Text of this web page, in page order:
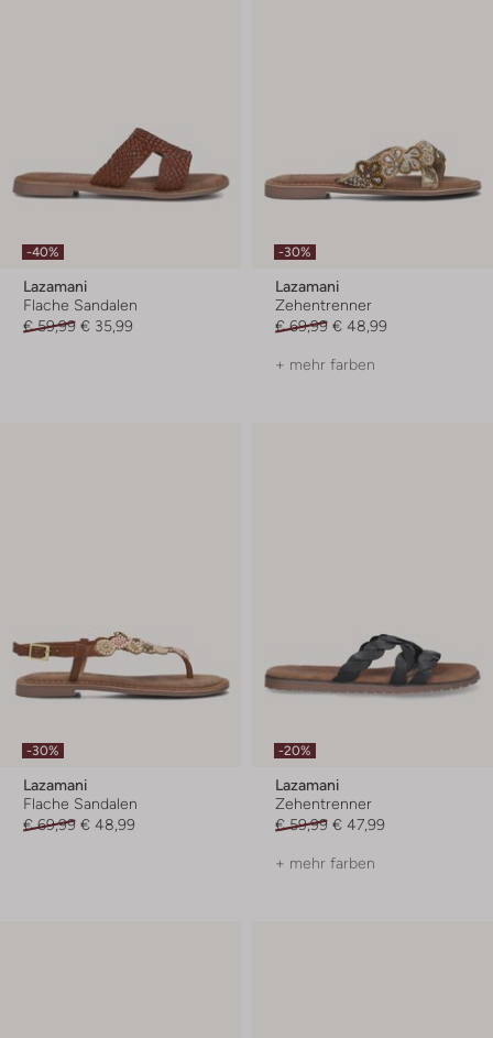
-40%
Lazamani
Flache Sandalen
€ 59,99 € 35,99
-30%
Lazamani
Zehentrenner
€ 69,99 € 48,99
+ mehr farben
-30%
Lazamani
Flache Sandalen
€ 69,99 € 48,99
-20%
Lazamani
Zehentrenner
€ 59,99 € 47,99
+ mehr farben